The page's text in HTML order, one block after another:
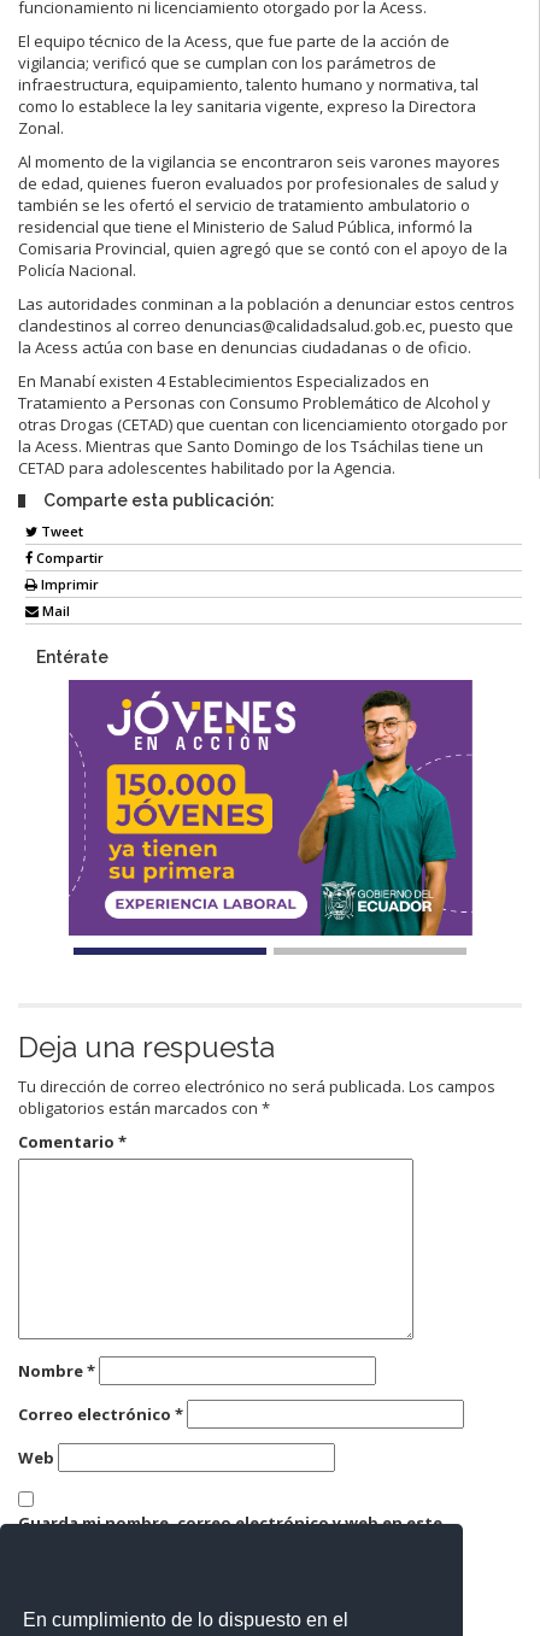
En cumplimiento de lo dispuesto en el
funcionamiento ni licenciamiento otorgado por la Acess.
El equipo técnico de la Acess, que fue parte de la acción de
vigilancia; verificó que se cumplan con los parámetros de
infraestructura, equipamiento, talento humano y normativa, tal
como lo establece la ley sanitaria vigente, expreso la Directora
Zonal.
Al momento de la vigilancia se encontraron seis varones mayores
de edad, quienes fueron evaluados por profesionales de salud y
también se les ofertó el servicio de tratamiento ambulatorio o
residencial que tiene el Ministerio de Salud Pública, informó la
Comisaria Provincial, quien agregó que se contó con el apoyo de la
Policía Nacional.
Las autoridades conminan a la población a denunciar estos centros
clandestinos al correo denuncias@calidadsalud.gob.ec, puesto que
la Acess actúa con base en denuncias ciudadanas o de oficio.
En Manabí existen 4 Establecimientos Especializados en
Tratamiento a Personas con Consumo Problemático de Alcohol y
otras Drogas (CETAD) que cuentan con licenciamiento otorgado por
la Acess. Mientras que Santo Domingo de los Tsáchilas tiene un
CETAD para adolescentes habilitado por la Agencia.
Comparte esta publicación:
Tweet
Compartir
Imprimir
Mail
Entérate
Deja una respuesta
Tu dirección de correo electrónico no será publicada. Los campos
obligatorios están marcados con *
Comentario *
Nombre*
Correo electrónico *
Web
Guarda mi nombre, correo electrónico y web en este